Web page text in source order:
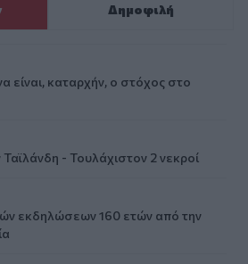
Δημοφιλή
είναι, καταρχήν, ο στόχος στο
- Τουλάχιστον 2 νεκροί
εκδηλώσεων 160 ετών από την